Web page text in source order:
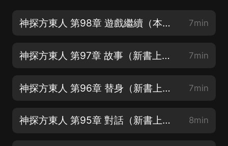
神探方東人 第98章 遊戲繼續（本書完結） 7min
神探方東人 第97章 故事（新書上架，歡迎訂閱、好評、點讚、發月票哦） 7min
神探方東人 第96章 替身（新書上架，歡迎訂閱、好評、點讚、發月票哦） 7min
神探方東人 第95章 對話（新書上架，歡迎訂閱、好評、點讚、發月票哦） 8min